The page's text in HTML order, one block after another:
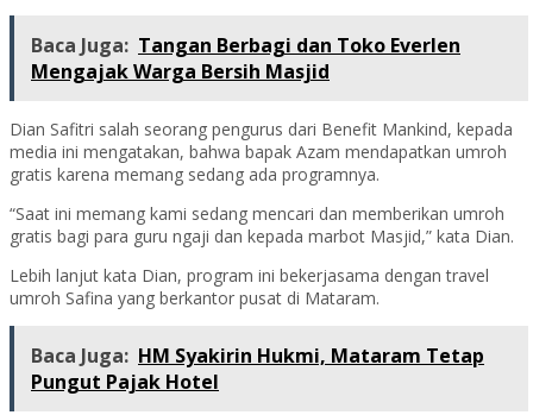
Baca Juga: Tangan Berbagi dan Toko Everlen
Mengajak Warga Bersih Masjid
Dian Safitri salah seorang pengurus dari Benefit Mankind, kepada
media ini mengatakan, bahwa bapak Azam mendapatkan umroh
gratis karena memang sedang ada programnya.
“Saat ini memang kami sedang mencari dan memberikan umroh
gratis bagi para guru ngaji dan kepada marbot Masjid,” kata Dian.
Lebih lanjut kata Dian, program ini bekerjasama dengan travel
umroh Safina yang berkantor pusat di Mataram.
Baca Juga: HM Syakirin Hukmi, Mataram Tetap
Pungut Pajak Hotel